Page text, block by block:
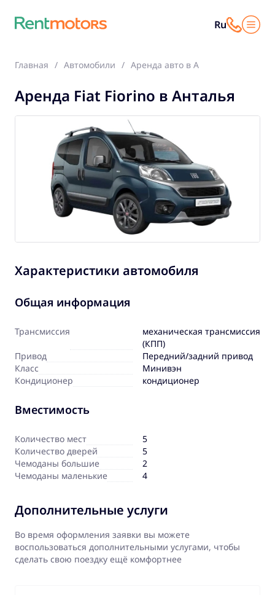
Ru
Главная Автомобили Аренда авто в Анталья
Аренда Fiat Fiorino в Анталья
Характеристики автомобиля
Общая информация
Трансмиссия
механическая трансмиссия
(КПП)
Привод
Передний/задний привод
Класс
Минивэн
Кондиционер
кондиционер
Вместимость
Количество мест
5
Количество дверей
5
Чемоданы большие
2
Чемоданы маленькие
4
Дополнительные услуги
Во время оформления заявки вы можете
воспользоваться дополнительными услугами, чтобы
сделать свою поездку ещё комфортнее